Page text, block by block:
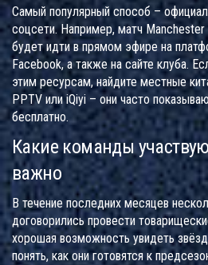
Самый популярный способ –
соцсети. Например, матч
будет идти в прямом эфире на
Facebook, а также на сайте клуба.
этим ресурсам, найдите местные
PPTV или iQiyi – они часто
бесплатно.
Какие команды
важно
В течение последних месяцев
договорились провести
хорошая возможность увидеть
понять, как они готовятся к